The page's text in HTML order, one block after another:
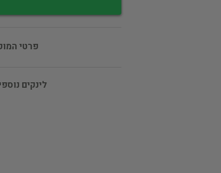
פרטי
לינקים